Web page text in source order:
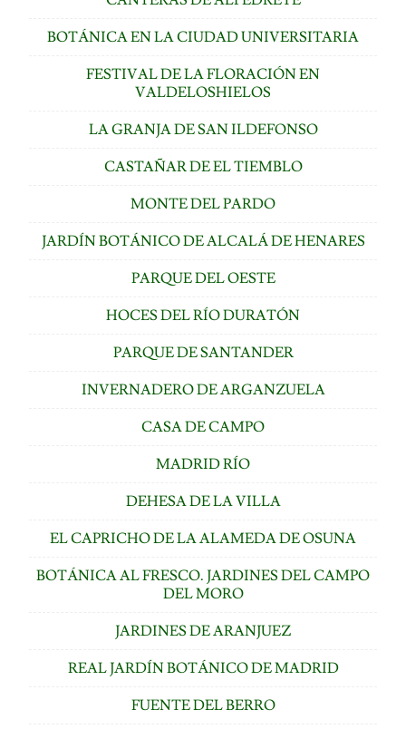
BOTÁNICA EN LA CIUDAD UNIVERSITARIA
FESTIVAL DE LA FLORACIÓN EN
VALDELOSHIELOS
LA GRANJA DE SAN ILDEFONSO
CASTAÑAR DE EL TIEMBLO
MONTE DEL PARDO
JARDÍN BOTÁNICO DE ALCALÁ DE HENARES
PARQUE DEL OESTE
HOCES DEL RÍO DURATÓN
PARQUE DE SANTANDER
INVERNADERO DE ARGANZUELA
CASA DE CAMPO
MADRID RÍO
DEHESA DE LA VILLA
EL CAPRICHO DE LA ALAMEDA DE OSUNA
BOTÁNICA AL FRESCO. JARDINES DEL CAMPO
DEL MORO
JARDINES DE ARANJUEZ
REAL JARDÍN BOTÁNICO DE MADRID
FUENTE DEL BERRO